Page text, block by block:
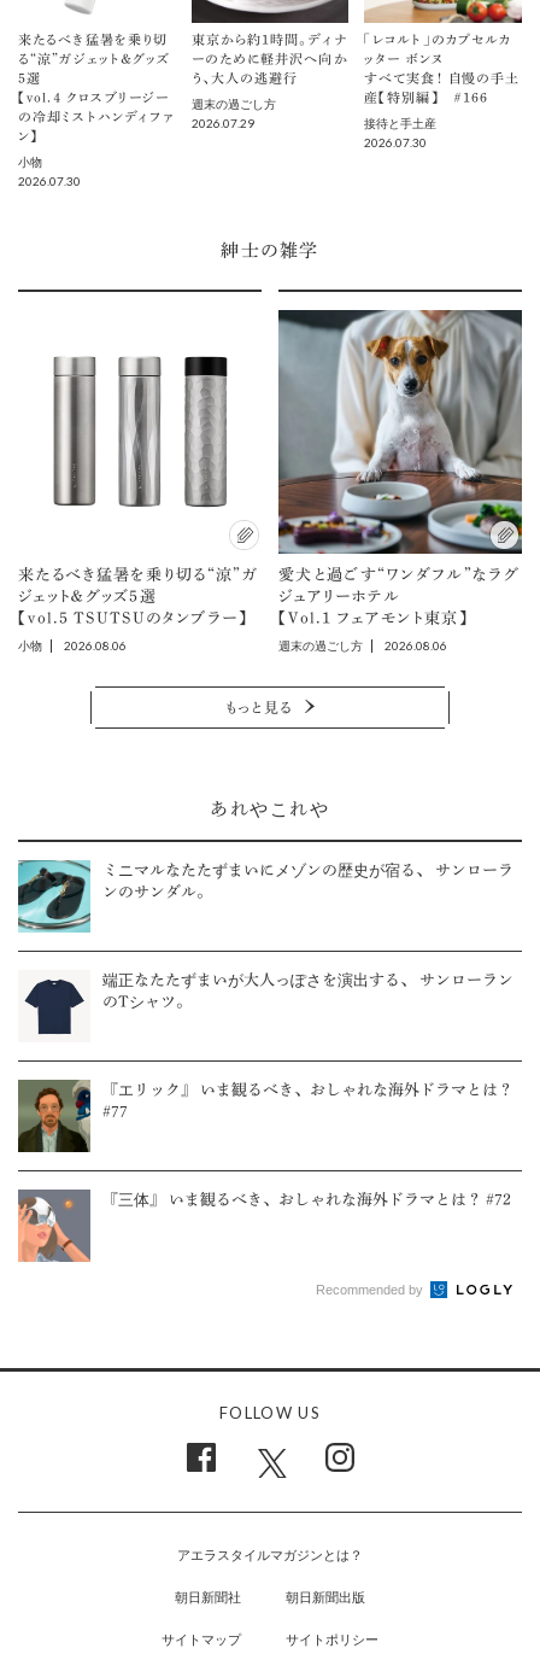
来たるべき猛暑を乗り切
る“涼”ガジェット＆グッズ
5選
【vol.４ クロスブリージー
の冷却ミストハンディファ
ン】
小物
2026.07.30
東京から約1時間。ディナ
ーのために軽井沢へ向か
う、大人の逃避行
週末の過ごし方
2026.07.29
「レコルト」のカプセルカ
ッター ボンヌ
すべて実食！ 自慢の手土
産【特別編】 ＃166
接待と手土産
2026.07.30
紳士の雑学
来たるべき猛暑を乗り切る“涼”ガ
ジェット＆グッズ5選
【vol.5 TSUTSUのタンブラー】
小物 2026.08.06
愛犬と過ごす“ワンダフル”なラグ
ジュアリーホテル
【Vol.1 フェアモント東京】
週末の過ごし方 2026.08.06
もっと見る
あれやこれや
ミニマルなたたずまいにメゾンの歴史が宿る、 サンローラ
ンのサンダル。
端正なたたずまいが大人っぽさを演出する、 サンローラン
のTシャツ。
『エリック』 いま観るべき、おしゃれな海外ドラマとは？
#77
『三体』 いま観るべき、おしゃれな海外ドラマとは？ #72
Recommended by
FOLLOW US
アエラスタイルマガジンとは？
朝日新聞社 朝日新聞出版
サイトマップ サイトポリシー